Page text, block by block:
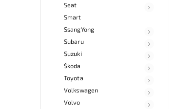
Seat
Smart
SsangYong
Subaru
Suzuki
Škoda
Toyota
Volkswagen
Volvo